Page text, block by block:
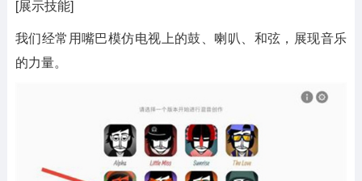
[展示技能]
我们经常用嘴巴模仿电视上的鼓、喇叭、和弦，展现音乐
的力量。